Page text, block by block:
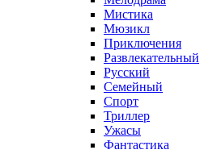
Мистика
Мюзикл
Приключения
Развлекательный
Русский
Семейный
Спорт
Триллер
Ужасы
Фантастика